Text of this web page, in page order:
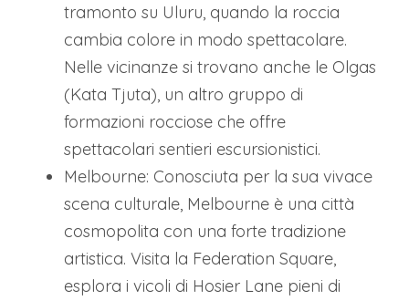
tramonto su Uluru, quando la roccia
cambia colore in modo spettacolare.
Nelle vicinanze si trovano anche le Olgas
(Kata Tjuta), un altro gruppo di
formazioni rocciose che offre
spettacolari sentieri escursionistici.
Melbourne: Conosciuta per la sua vivace
scena culturale, Melbourne è una città
cosmopolita con una forte tradizione
artistica. Visita la Federation Square,
esplora i vicoli di Hosier Lane pieni di